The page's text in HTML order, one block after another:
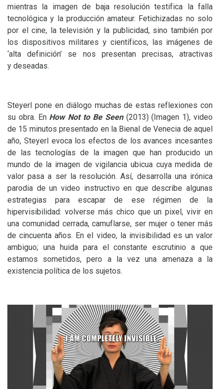
mientras la imagen de baja resolución testifica la falla
tecnológica y la producción amateur. Fetichizadas no solo
por el cine, la televisión y la publicidad, sino también por
los dispositivos militares y científicos, las imágenes de
‘alta definición’ se nos presentan precisas, atractivas
y deseadas.
Steyerl pone en diálogo muchas de estas reflexiones con
su obra. En How Not to Be Seen (2013) (Imagen 1), video
de 15 minutos presentado en la Bienal de Venecia de aquel
año, Steyerl evoca los efectos de los avances incesantes
de las tecnologías de la imagen que han producido un
mundo de la imagen de vigilancia ubicua cuya medida de
valor pasa a ser la resolución. Así, desarrolla una irónica
parodia de un video instructivo en que describe algunas
estrategias para escapar de ese régimen de la
hipervisibilidad: volverse más chico que un pixel, vivir en
una comunidad cerrada, camuflarse, ser mujer o tener más
de cincuenta años. En el video, la invisibilidad es un valor
ambiguo; una huida para el constante escrutinio a que
estamos sometidos, pero a la vez una amenaza a la
existencia política de los sujetos.